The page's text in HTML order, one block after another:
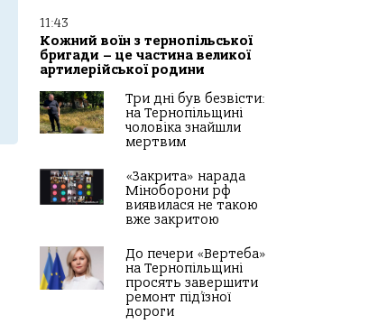
11:43
Кожний воїн з тернопільської
бригади – це частина великої
артилерійської родини
Три дні був безвісти:
на Тернопільщині
чоловіка знайшли
мертвим
«Закрита» нарада
Міноборони рф
виявилася не такою
вже закритою
До печери «Вертеба»
на Тернопільщині
просять завершити
ремонт під’їзної
дороги